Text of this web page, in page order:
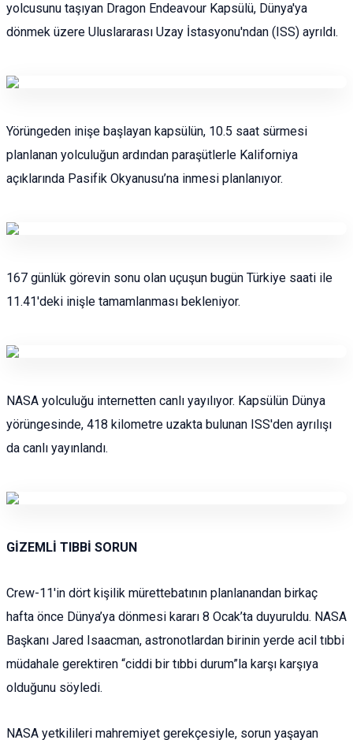
yolcusunu taşıyan Dragon Endeavour Kapsülü, Dünya'ya
dönmek üzere Uluslararası Uzay İstasyonu'ndan (ISS) ayrıldı.
Yörüngeden inişe başlayan kapsülün, 10.5 saat sürmesi
planlanan yolculuğun ardından paraşütlerle Kaliforniya
açıklarında Pasifik Okyanusu’na inmesi planlanıyor.
167 günlük görevin sonu olan uçuşun bugün Türkiye saati ile
11.41'deki inişle tamamlanması bekleniyor.
NASA yolculuğu internetten canlı yayılıyor. Kapsülün Dünya
yörüngesinde, 418 kilometre uzakta bulunan ISS'den ayrılışı
da canlı yayınlandı.
GİZEMLİ TIBBİ SORUN
Crew-11'in dört kişilik mürettebatının planlanandan birkaç
hafta önce Dünya’ya dönmesi kararı 8 Ocak’ta duyuruldu. NASA
Başkanı Jared Isaacman, astronotlardan birinin yerde acil tıbbi
müdahale gerektiren “ciddi bir tıbbi durum”la karşı karşıya
olduğunu söyledi.
NASA yetkilileri mahremiyet gerekçesiyle, sorun yaşayan